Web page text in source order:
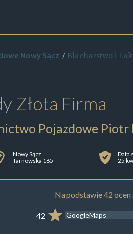
Nowy Sącz Blacharstwo i
Złota Firma
Pojazdowe
Nowy Sącz
Tarnowska 165
Data
25
Na podstawie 42 ocen
42 GoogleMaps